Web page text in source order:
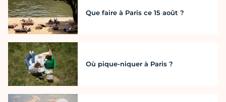
Que faire à Paris ce 15 août ?
Où pique-niquer à Paris ?